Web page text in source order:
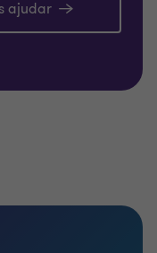
ajudar